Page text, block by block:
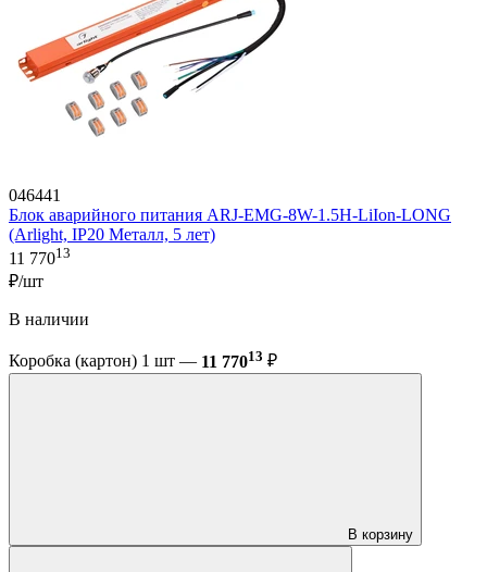
046441
Блок аварийного питания ARJ-EMG-8W-1.5H-LiIon-LONG
(Arlight, IP20 Металл, 5 лет)
11 77013
₽/шт
В наличии
Коробка (картон) 1 шт — 11 77013 ₽
В корзину